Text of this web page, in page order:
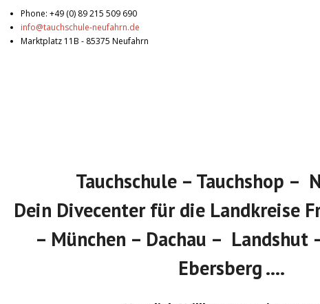
Phone: +49 (0) 89 215 509 690
info@tauchschule-neufahrn.de
Marktplatz 11B - 85375 Neufahrn
Tauchschule – Tauchshop –
Dein Divecenter für die Landkreise
– München – Dachau – Landshut
Ebersberg ….